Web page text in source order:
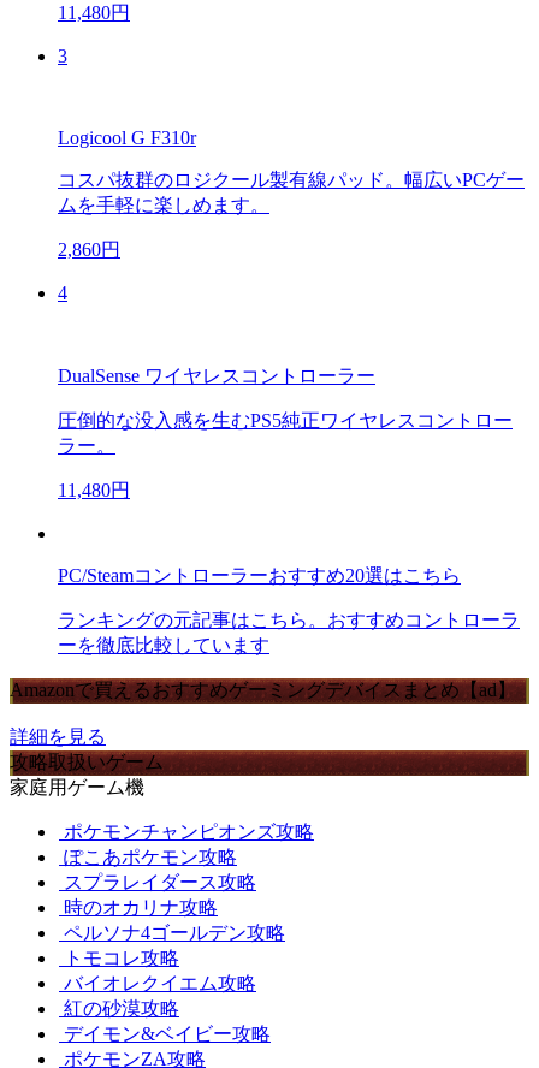
11,480円
3
Logicool G F310r
コスパ抜群のロジクール製有線パッド。幅広いPCゲー
ムを手軽に楽しめます。
2,860円
4
DualSense ワイヤレスコントローラー
圧倒的な没入感を生むPS5純正ワイヤレスコントロー
ラー。
11,480円
PC/Steamコントローラーおすすめ20選はこちら
ランキングの元記事はこちら。おすすめコントローラ
ーを徹底比較しています
Amazonで買えるおすすめゲーミングデバイスまとめ【ad】
詳細を見る
攻略取扱いゲーム
家庭用ゲーム機
ポケモンチャンピオンズ攻略
ぽこあポケモン攻略
スプラレイダース攻略
時のオカリナ攻略
ペルソナ4ゴールデン攻略
トモコレ攻略
バイオレクイエム攻略
紅の砂漠攻略
デイモン&ベイビー攻略
ポケモンZA攻略